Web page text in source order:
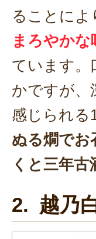
ることによ
まろやかな
ています。
かですが、
感じられる1
ぬる燗でお
くと三年
2. 越乃